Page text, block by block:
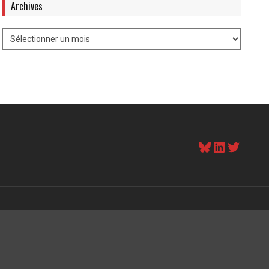
Archives
Bluesky